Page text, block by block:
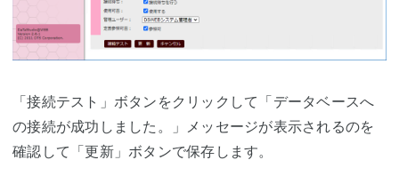
「接続テスト」ボタンをクリックして「データベースへ
の接続が成功しました。」メッセージが表示されるのを
確認して「更新」ボタンで保存します。